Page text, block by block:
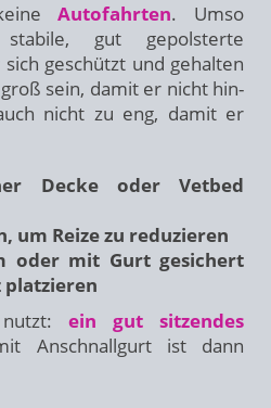
Autofahrten. Umso
gut gepolsterte
geschützt und gehalten
sein, damit er nicht hin-
nicht zu eng, damit er
Decke oder Vetbed
um Reize zu reduzieren
oder mit Gurt gesichert
platzieren
nutzt:ein gut sitzendes
Anschnallgurt ist dann